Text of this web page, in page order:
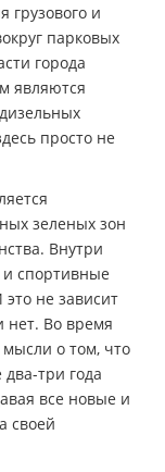
грузового и
парковых
города
являются
просто не
зеленых зон
Внутри
и спортивные
не зависит
нет. Во время
о том, что
три года
все новые и
своей